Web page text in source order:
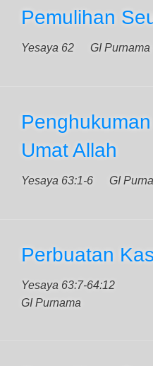
Pemulihan
Yesaya 62 GI Purnama
Umat Allah
Yesaya 63:1-6 GI
Perbuatan
Yesaya 63:7-64:12
GI Purnama